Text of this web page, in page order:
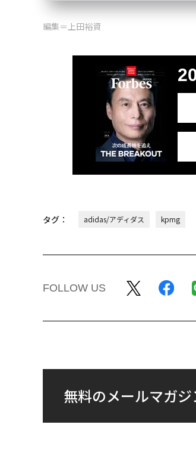
編集＝上田裕資
タグ： adidas/アディダス kpmg
FOLLOW US
無料のメールマガ